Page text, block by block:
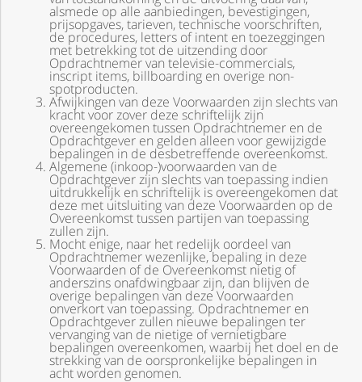
alsmede op alle aanbiedingen, bevestigingen,
prijsopgaves, tarieven, technische voorschriften,
de procedures, letters of intent en toezeggingen
met betrekking tot de uitzending door
Opdrachtnemer van televisie-commercials,
inscript items, billboarding en overige non-
spotproducten.
Afwijkingen van deze Voorwaarden zijn slechts van
kracht voor zover deze schriftelijk zijn
overeengekomen tussen Opdrachtnemer en de
Opdrachtgever en gelden alleen voor gewijzigde
bepalingen in de desbetreffende overeenkomst.
Algemene (inkoop-)voorwaarden van de
Opdrachtgever zijn slechts van toepassing indien
uitdrukkelijk en schriftelijk is overeengekomen dat
deze met uitsluiting van deze Voorwaarden op de
Overeenkomst tussen partijen van toepassing
zullen zijn.
Mocht enige, naar het redelijk oordeel van
Opdrachtnemer wezenlijke, bepaling in deze
Voorwaarden of de Overeenkomst nietig of
anderszins onafdwingbaar zijn, dan blijven de
overige bepalingen van deze Voorwaarden
onverkort van toepassing. Opdrachtnemer en
Opdrachtgever zullen nieuwe bepalingen ter
vervanging van de nietige of vernietigbare
bepalingen overeenkomen, waarbij het doel en de
strekking van de oorspronkelijke bepalingen in
acht worden genomen.